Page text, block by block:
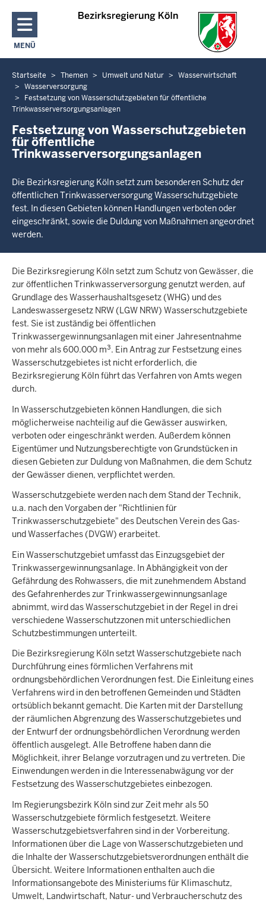
Direkt zum Inhalt
MENÜ
NAVIGATION AKTIVIEREN/DEAKTIVIEREN: HAUPTMENÜ
Sie
befinden
sich
Startseite Themen Umwelt und Natur
Wasserwirtschaft
Wasserversorgung
Festsetzung von Wasserschutzgebieten für öffentliche
Trinkwasserversorgungsanlagen
Festsetzung von Wasserschutzgebieten
für öffentliche
Trinkwasserversorgungsanlagen
Die Bezirksregierung Köln setzt zum besonderen Schutz der
öffentlichen Trinkwasserversorgung Wasserschutzgebiete
fest. In diesen Gebieten können Handlungen verboten oder
eingeschränkt, sowie die Duldung von Maßnahmen angeordnet
werden.
Die Bezirksregierung Köln setzt zum Schutz von Gewässer, die
zur öffentlichen Trinkwasserversorgung genutzt werden, auf
Grundlage des Wasserhaushaltsgesetz (WHG) und des
Landeswassergesetz NRW (LGW NRW) Wasserschutzgebiete
fest. Sie ist zuständig bei öffentlichen
Trinkwassergewinnungsanlagen mit einer Jahresentnahme
von mehr als 600.000 m3. Ein Antrag zur Festsetzung eines
Wasserschutzgebietes ist nicht erforderlich, die
Bezirksregierung Köln führt das Verfahren von Amts wegen
durch.
In Wasserschutzgebieten können Handlungen, die sich
möglicherweise nachteilig auf die Gewässer auswirken,
verboten oder eingeschränkt werden. Außerdem können
Eigentümer und Nutzungsberechtigte von Grundstücken in
diesen Gebieten zur Duldung von Maßnahmen, die dem Schutz
der Gewässer dienen, verpflichtet werden.
Wasserschutzgebiete werden nach dem Stand der Technik,
u.a. nach den Vorgaben der "Richtlinien für
Trinkwasserschutzgebiete" des Deutschen Verein des Gas-
und Wasserfaches (DVGW) erarbeitet.
Ein Wasserschutzgebiet umfasst das Einzugsgebiet der
Trinkwassergewinnungsanlage. In Abhängigkeit von der
Gefährdung des Rohwassers, die mit zunehmendem Abstand
des Gefahrenherdes zur Trinkwassergewinnungsanlage
abnimmt, wird das Wasserschutzgebiet in der Regel in drei
verschiedene Wasserschutzzonen mit unterschiedlichen
Schutzbestimmungen unterteilt.
Die Bezirksregierung Köln setzt Wasserschutzgebiete nach
Durchführung eines förmlichen Verfahrens mit
ordnungsbehördlichen Verordnungen fest. Die Einleitung eines
Verfahrens wird in den betroffenen Gemeinden und Städten
ortsüblich bekannt gemacht. Die Karten mit der Darstellung
der räumlichen Abgrenzung des Wasserschutzgebietes und
der Entwurf der ordnungsbehördlichen Verordnung werden
öffentlich ausgelegt. Alle Betroffene haben dann die
Möglichkeit, ihrer Belange vorzutragen und zu vertreten. Die
Einwendungen werden in die Interessenabwägung vor der
Festsetzung des Wasserschutzgebietes einbezogen.
Im Regierungsbezirk Köln sind zur Zeit mehr als 50
Wasserschutzgebiete förmlich festgesetzt. Weitere
Wasserschutzgebietsverfahren sind in der Vorbereitung.
Informationen über die Lage von Wasserschutzgebieten und
die Inhalte der Wasserschutzgebietsverordnungen enthält die
Übersicht. Weitere Informationen enthalten auch die
Informationsangebote des Ministeriums für Klimaschutz,
Umwelt, Landwirtschaft, Natur- und Verbraucherschutz des